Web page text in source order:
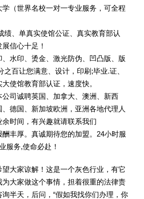
（世界名校一对一专业服务，可全程
、单真实使馆公证、真实教育部认
信心十足！
水印、烫金、激光防伪、凹凸版、版
之百让您满意、设计，印刷;毕业.证、
使馆教育部认证，速度快。
司诚聘英国、加拿大、澳洲、新西
德国、新加坡欧洲，亚洲各地代理人
余时间，有兴趣就请联系我们
丰厚。真诚期待您的加盟。24小时服
服务,使命必赴！
望大家谅解！这是一个灰色行业，有它
大家做这个事情，担着很重的法律责
半天，后问，“假如我找你们办理，你